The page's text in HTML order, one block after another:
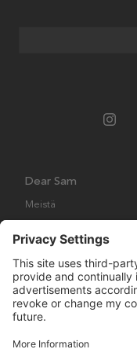
Dear Sam
Meistä